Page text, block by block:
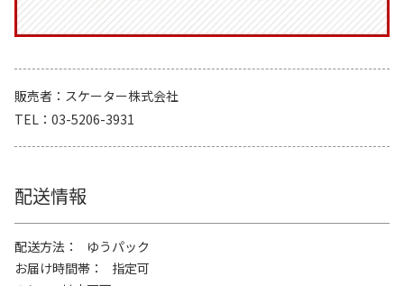
販売者
スケーター株式会社
TEL
03-5206-3931
配送情報
配送方法
ゆうパック
お届け時間帯
指定可